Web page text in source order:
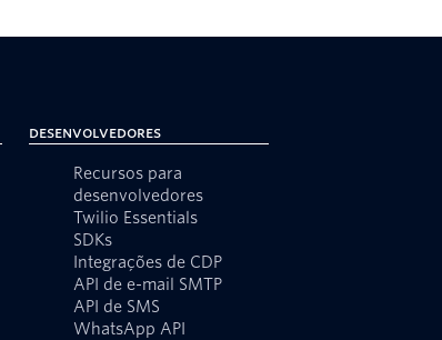
Desenvolvedores
Recursos para
desenvolvedores
Twilio Essentials
SDKs
Integrações de CDP
API de e-mail SMTP
API de SMS
WhatsApp API